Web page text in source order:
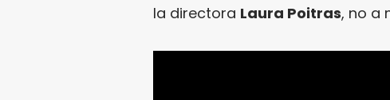
la directora Laura Poitras, no a